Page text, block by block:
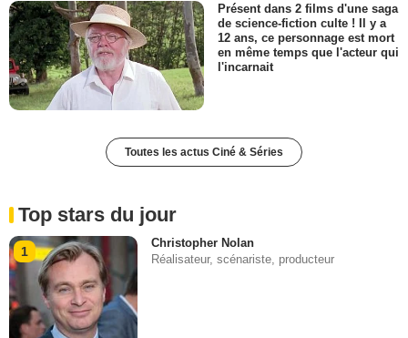
Présent dans 2 films d'une saga
de science-fiction culte ! Il y a
12 ans, ce personnage est mort
en même temps que l'acteur qui
l'incarnait
Toutes les actus Ciné & Séries
Top stars du jour
1
Christopher Nolan
Réalisateur, scénariste, producteur